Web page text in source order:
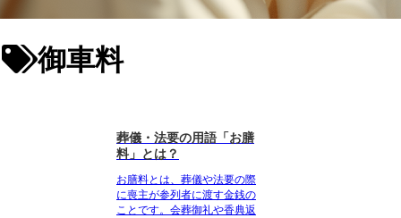
御車料
葬儀・法要の用語「お膳
料」とは？
お膳料とは、葬儀や法要の際
に喪主が参列者に渡す金銭の
ことです。会葬御礼や香典返